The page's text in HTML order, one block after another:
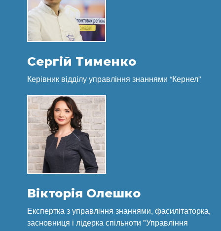
Сергій Тименко
Керівник відділу управління знаннями “Кернел”
Вікторія Олешко
Експертка з управління знаннями, фасилітаторка,
засновниця і лідерка спільноти "Управління